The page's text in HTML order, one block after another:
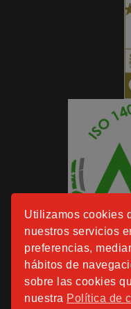
Utilizamos cookies
nuestros servicios
preferencias,
hábitos de
sobre las cookies
nuestra Política de